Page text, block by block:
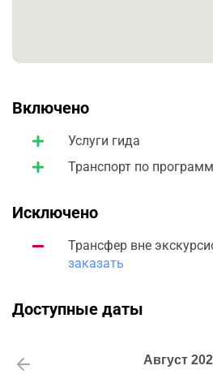
Включено
Услуги гида
Транспорт по
Исключено
Трансфер вне
заказать
Доступные даты
Август